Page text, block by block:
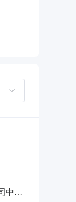
中标